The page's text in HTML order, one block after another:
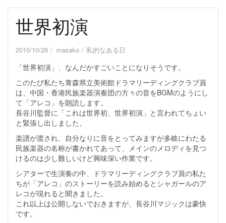
世界初演
2010/10/26 masako 私的なある日
「世界初演」、なんだかすごいことになりそうです。
このたび私たち青森県立美術館ドラマリーディングクラブ員
は、中国・香港民族楽器演奏団の方々の音をBGMのようにし
て「アレコ」を朗読します。
長谷川監督に「これは世界初、世界初演」と言われてちょい
と緊張し出しました。
楽譜が渡され、自分なりに音をとってみますが多岐にわたる
民族楽器の名称が書かれてあって、メインのメロディを見つ
けるのは少し難しいけど興味深い作業です。
シアターで生演奏の中、ドラマリーディングクラブ員の私た
ちが「アレコ」のストーリーを読み始めるとシャガールのア
レコが現れると聞きました。
これ以上は公開しないでおきますが、長谷川マジックは豪快
です。